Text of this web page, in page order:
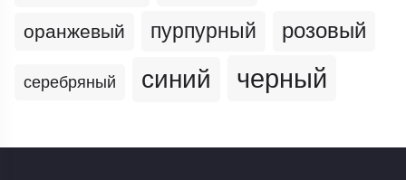
оранжевый пурпурный розовый
серебряный синий черный